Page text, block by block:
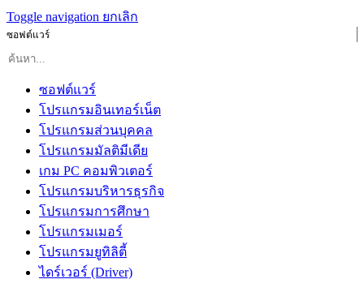
Toggle navigation ยกเลิก
ซอฟต์แวร์
ซอฟต์แวร์
โปรแกรมอินเทอร์เน็ต
โปรแกรมส่วนบุคคล
โปรแกรมมัลติมีเดีย
เกม PC คอมพิวเตอร์
โปรแกรมบริหารธุรกิจ
โปรแกรมการศึกษา
โปรแกรมเมอร์
โปรแกรมยูทิลิตี้
ไดร์เวอร์ (Driver)